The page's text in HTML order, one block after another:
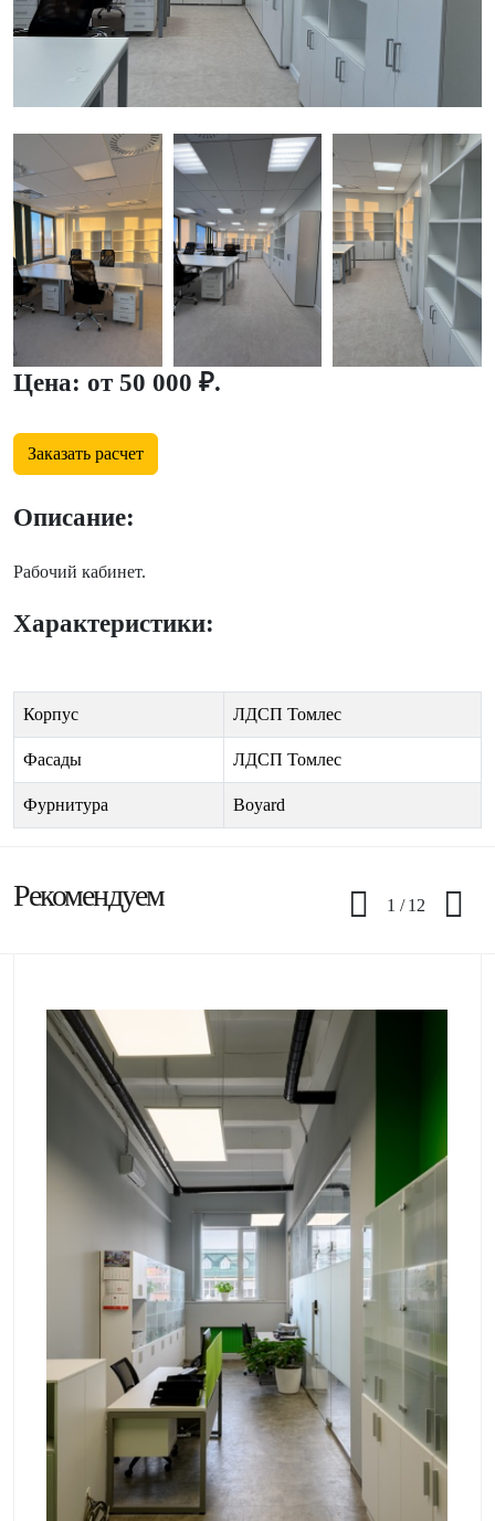
Цена: от 50 000 ₽.
Заказать расчет
Описание:
Рабочий кабинет.
Характеристики:
Корпус ЛДСП Томлес
Фасады ЛДСП Томлес
Фурнитура Boyard
Рекомендуем